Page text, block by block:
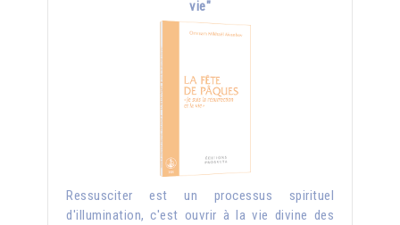
vie"
Ressusciter est un processus spirituel
d'illumination, c'est ouvrir à la vie divine des